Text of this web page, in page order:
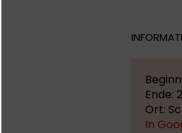
Ende:
Ort:
In